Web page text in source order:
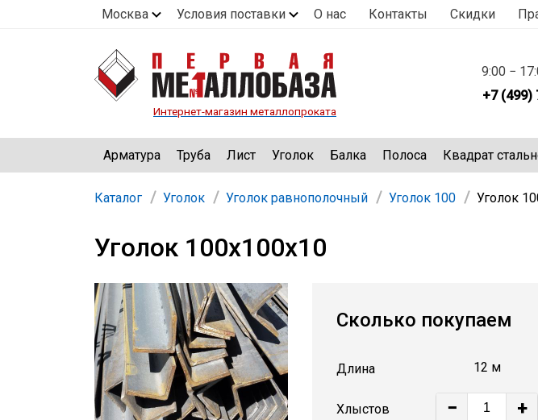
Москва Условия поставки О нас Контакты Скидки
Интернет-магазин металлопроката
9:00 −
+7 (499)
Арматура Труба Лист Уголок Балка Полоса Квадрат
Каталог Уголок Уголок равнополочный Уголок 100 Уголок
Уголок 100х100х10
Сколько покупаем
Длина 12 м
Хлыстов − +